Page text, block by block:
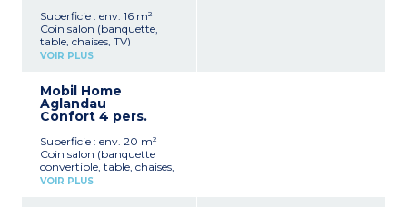
Superficie : env. 16 m²
Coin salon (banquette,
table, chaises, TV)
Coin cuisine (plaque 2 feux,
1 chambre ave un lit
double (140x190)
Salle d'eau avec douche,
Terrasse semi-couverte
avec salon de jardin
Capacité max. 2
personnes
VOIR PLUS
Mobil Home
Aglandau
Confort 4 pers.
Superficie : env. 20 m²
Coin salon (banquette
convertible, table, chaises,
TV)
VOIR PLUS